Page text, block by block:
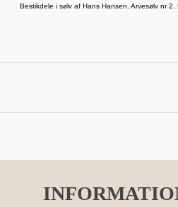
Bestikdele i sølv af Hans Hansen. Arvesølv nr